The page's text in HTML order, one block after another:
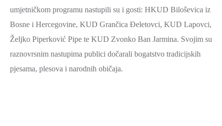
umjetničkom programu nastupili su i gosti: HKUD Biloševica iz
Bosne i Hercegovine, KUD Grančica Đeletovci, KUD Lapovci,
Željko Piperković Pipe te KUD Zvonko Ban Jarmina. Svojim su
raznovrsnim nastupima publici dočarali bogatstvo tradicijskih
pjesama, plesova i narodnih običaja.